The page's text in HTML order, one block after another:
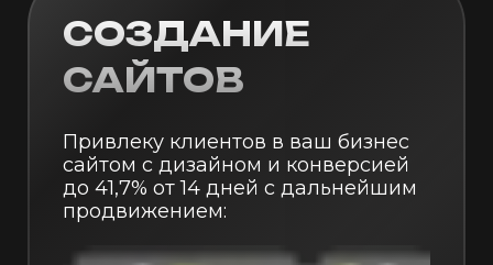
СОЗДАНИЕ
САЙТОВ
Привлеку клиентов в ваш бизнес
сайтом с дизайном и конверсией
до 41,7% от 14 дней с дальнейшим
продвижением: